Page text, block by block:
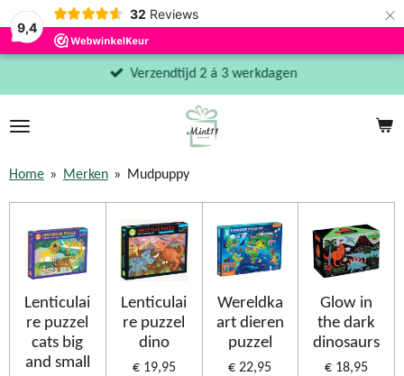
9,4
32 Reviews ×
Verzendtijd 2 á 3 werkdagen
Home » Merken » Mudpuppy
Lenticulai
re puzzel
cats big
and small
Lenticulai
re puzzel
dino
€ 19,95
Wereldka
art dieren
puzzel
€ 22,95
Glow in
the dark
dinosaurs
€ 18,95